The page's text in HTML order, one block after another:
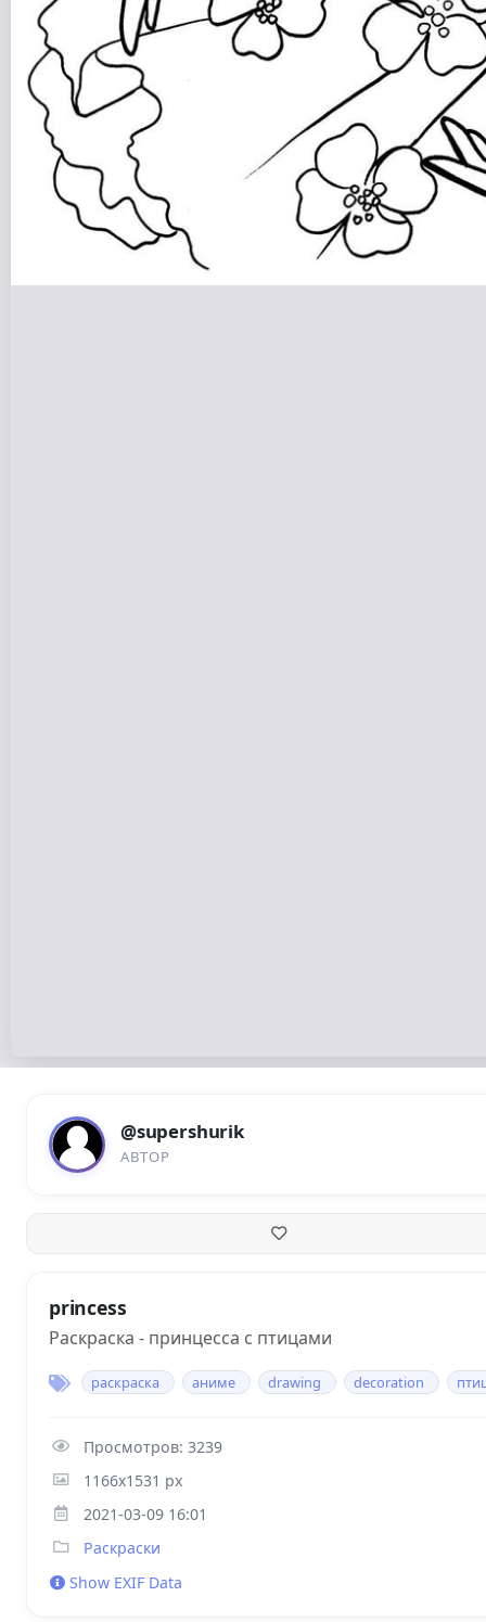
@supershurik
АВТОР
princess
Раскраска - принцесса с птицами
раскраска аниме drawing decoration
Просмотров: 3239
1166x1531 px
2021-03-09 16:01
Раскраски
Show EXIF Data